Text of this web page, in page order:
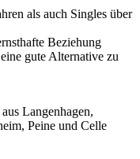
als auch Singles über
Beziehung
gute Alternative zu
Langenhagen,
Peine und Celle